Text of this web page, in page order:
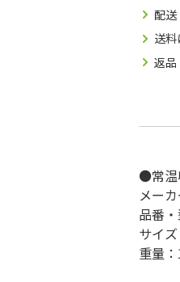
配送
送料
返品
●常温
メー
品番
サイ
重量